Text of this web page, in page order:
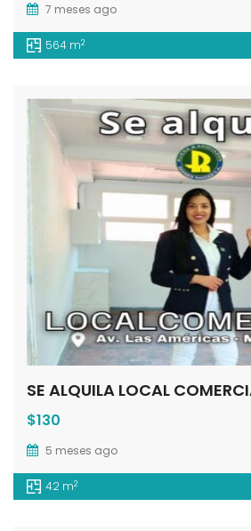
7 meses ago
564 m2
$130
5 meses ago
42 m2